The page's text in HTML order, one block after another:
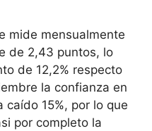
mide mensualmente
de 2,43 puntos, lo
de 12,2% respecto
la confianza en
15%, por lo que
por completo la